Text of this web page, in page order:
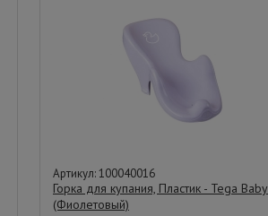
Артикул: 100040016
Горка для купания, Пластик - Tega Baby
(Фиолетовый)